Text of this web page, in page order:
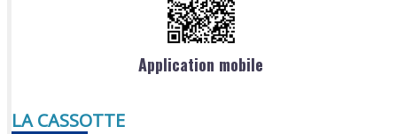
Application mobile
LA CASSOTTE